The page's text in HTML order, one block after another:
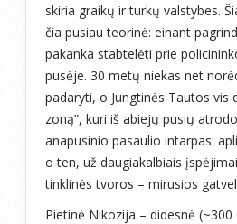
skiria graikų ir turkų valstybes.
čia pusiau teorinė: einant
pakanka stabtelėti prie
pusėje. 30 metų niekas net
padaryti, o Jungtinės Tautos vis
zoną”, kuri iš abiejų pusių
anapusinio pasaulio intarpas:
o ten, už daugiakalbiais
tinklinės tvoros – mirusios
Pietinė Nikozija – didesnė (~300